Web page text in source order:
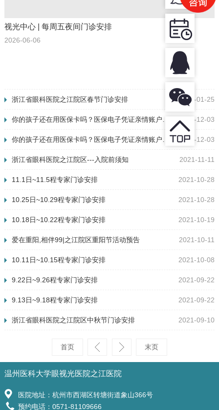
视光中心 | 每周五夜间门诊安排
2026-06-06
2022-01-25
浙江省眼科医院之江院区春节门诊安排
2021-12-03
你的孩子还在用医保卡吗？医保电子凭证亲情账户来了！
2021-12-03
你的孩子还在用医保卡吗？医保电子凭证亲情账户来了！
2021-11-11
浙江省眼科医院之江院区---入院前须知
2021-10-28
11.1日~11.5程专家门诊安排
2021-10-28
10.25日~10.29程专家门诊安排
2021-10-19
10.18日~10.22程专家门诊安排
2021-10-11
爱在重阳,相伴99|之江院区重阳节活动预告
2021-10-08
10.11日~10.15程专家门诊安排
2021-09-22
9.22日~9.26程专家门诊安排
2021-09-22
9.13日~9.18程专家门诊安排
2021-09-10
浙江省眼科医院之江院区中秋节门诊安排
首页 末页
温州医科大学眼视光医院之江医院
医院地址：杭州市西湖区转塘街道象山366号
预约电话：0571-81109666